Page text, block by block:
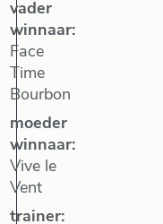
vader
winnaar:
Face
Time
Bourbon
moeder
winnaar:
Vive le
Vent
trainer: